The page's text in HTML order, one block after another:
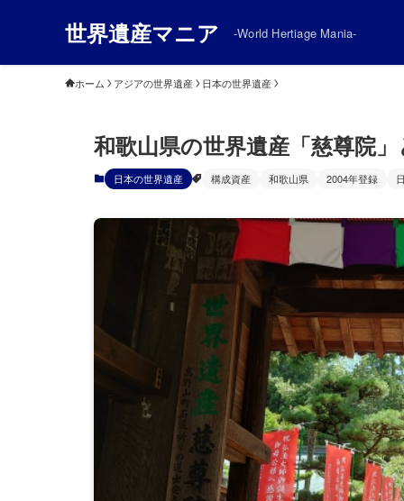
世界遺産マニア -World Hertiage Mania-
ホーム アジアの世界遺産 日本の世界遺産
和歌山県の世界遺産「慈尊院
日本の世界遺産 構成資産 和歌山県 2004年登録